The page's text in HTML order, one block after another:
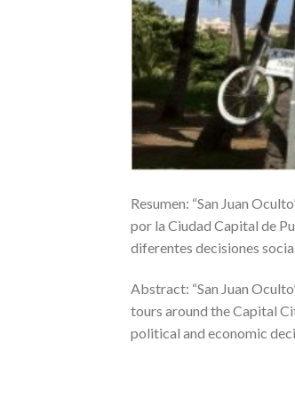
Resumen: “San Juan
por la Ciudad Capital de
diferentes decisiones
Abstract: “San Juan
tours around the Capital
political and economic